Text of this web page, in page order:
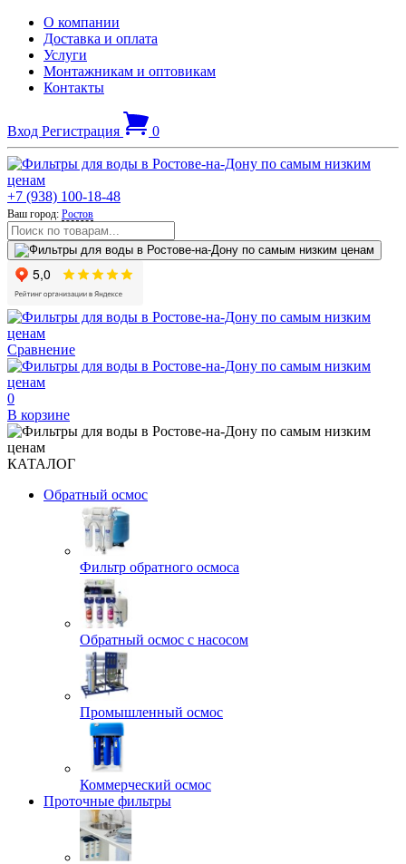
О компании
Доставка и оплата
Услуги
Монтажникам и оптовикам
Контакты
Вход Регистрация 0
+7 (938) 100-18-48
Ваш город: Ростов
Сравнение
0
В корзине
КАТАЛОГ
Обратный осмос
Фильтр обратного осмоса
Обратный осмос с насосом
Промышленный осмос
Коммерческий осмос
Проточные фильтры